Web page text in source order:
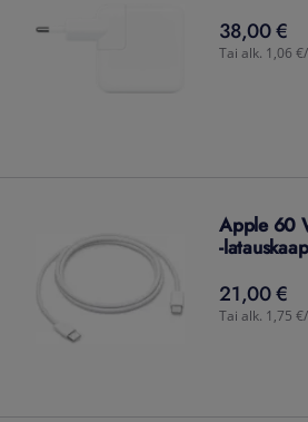
38,00 €
38,00€
Tai alk. 1,06
Apple 60
-
21,00 €
21,00€
Tai alk. 1,75